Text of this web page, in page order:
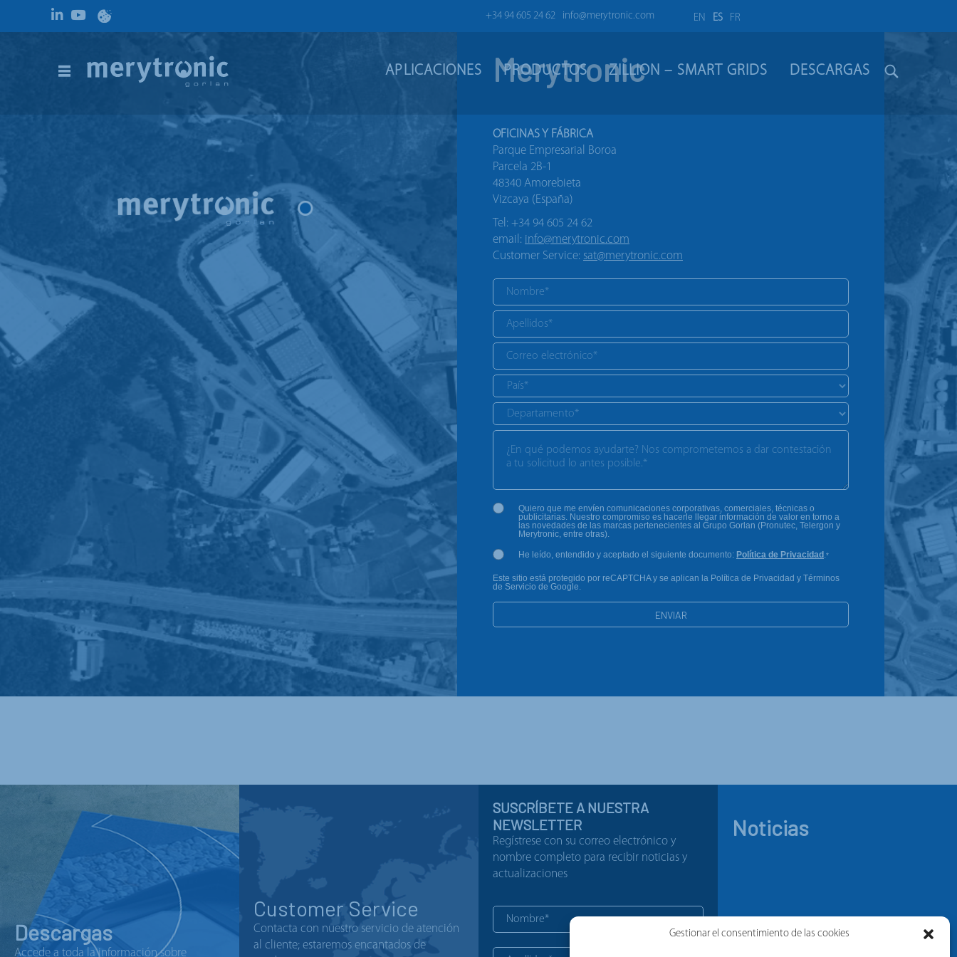
Gestionar el consentimiento de las cookies
+34 94 605 24 62 info@merytronic.com EN ES FR
APLICACIONES PRODUCTOS ZILLION – SMART GRIDS DESCARGAS
Merytronic
OFICINAS Y FÁBRICA
Parque Empresarial Boroa
Parcela 2B-1
48340 Amorebieta
Vizcaya (España)
Tel: +34 94 605 24 62
email: info@merytronic.com
Customer Service: sat@merytronic.com
Quiero que me envíen comunicaciones corporativas, comerciales, técnicas o
publicitarias. Nuestro compromiso es hacerle llegar información de valor en torno a
las novedades de las marcas pertenecientes al Grupo Gorlan (Pronutec, Telergon y
Merytronic, entre otras).
He leído, entendido y aceptado el siguiente documento: Política de Privacidad .*
Este sitio está protegido por reCAPTCHA y se aplican la Política de Privacidad y Términos
de Servicio de Google.
Descargas
Accede a toda la información sobre
Customer Service
Contacta con nuestro servicio de atención
al cliente; estaremos encantados de
SUSCRÍBETE A NUESTRA
NEWSLETTER
Regístrese con su correo electrónico y
nombre completo para recibir noticias y
actualizaciones
Noticias